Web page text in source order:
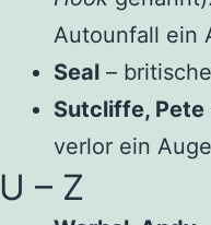
Autounfall ein
Seal –
Sutcliffe, Pete
verlor ein
U – Z